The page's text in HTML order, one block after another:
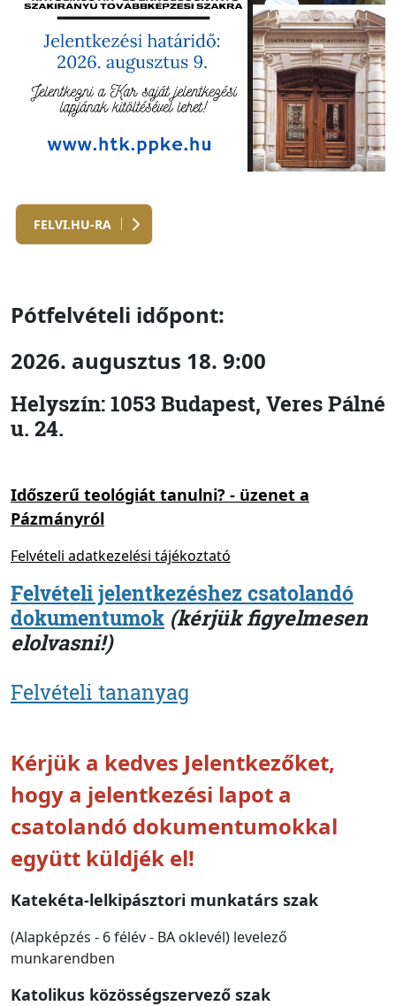
FELVI.HU-RA
Pótfelvételi időpont:
2026. augusztus 18. 9:00
Helyszín: 1053 Budapest, Veres Pálné
u. 24.
Időszerű teológiát tanulni? - üzenet a
Pázmányról
Felvételi adatkezelési tájékoztató
Felvételi jelentkezéshez csatolandó
dokumentumok (kérjük figyelmesen
elolvasni!)
Felvételi tananyag
Kérjük a kedves Jelentkezőket,
hogy a jelentkezési lapot a
csatolandó dokumentumokkal
együtt küldjék el!
Katekéta-lelkipásztori munkatárs szak
(Alapképzés - 6 félév - BA oklevél) levelező
munkarendben
Katolikus közösségszervező szak